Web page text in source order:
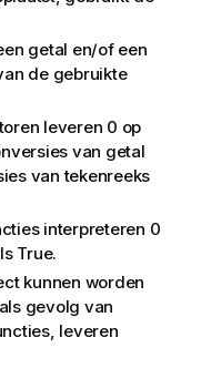
getal en/of een
de gebruikte
leveren 0 op
van getal
van tekenreeks
interpreteren 0
True.
kunnen worden
gevolg van
leveren